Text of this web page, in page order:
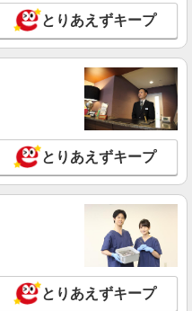
詳細を見る
宇都宮事業所）/WUTI106654
通費実費支給／当社規定あ
中心部 公共交通機関での通勤
通り沿いのオフィスビルで
詳細を見る
宇都宮事業所）/WUTI106747
とりあえずキープ
とりあえずキープ
とりあえずキープ